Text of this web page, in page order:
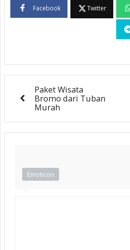
Facebook Twitter
Paket Wisata
Bromo dari Tuban
Murah
Emoticon